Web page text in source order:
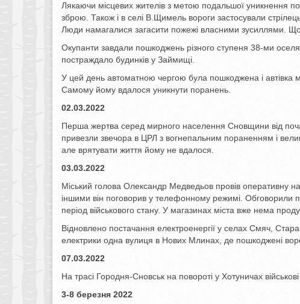
Лякаючи місцевих жителів з метою подальшої уникнення
зброю. Також і в селі В.Щимель вороги застосували
Люди намагалися загасити пожежі власними зусиллями.
Окупанти завдали пошкоджень різного ступеня 38-ми
постраждало будинків у Займищі.
У цей день автоматною чергою була пошкоджена і автівка
Самому йому вдалося уникнути поранень.
02.03.2022
Перша жертва серед мирного населення Сновщини від
привезли звечора в ЦРЛ з вогнепальним пораненням і
але врятувати життя йому не вдалося.
03.03.2022
Міський голова Олександр Медведьов провів оперативну
іншими він поговорив у телефонному режимі. Обговорили
період військового стану. У магазинах міста вже нема
Відновлено постачання електроенергії у селах Смяч,
електрики одна вулиця в Нових Млинах, де пошкоджені
07.03.2022
На трасі Городня-Сновськ на повороті у Хотуничах
3-8 березня 2022